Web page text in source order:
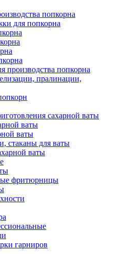
попкорна
для попкорна
производства попкорна
пралинации,
сахарной ваты
ваты
ваты
стаканы для ваты
ваты
фритюрницы
гарниров